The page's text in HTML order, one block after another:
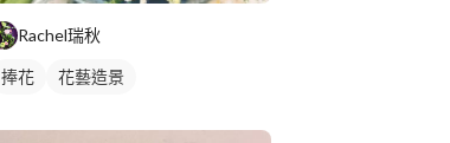
Rachel瑞秋
捧花 花藝造景